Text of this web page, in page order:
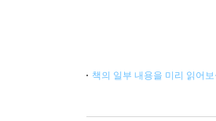
책의 일부 내용을 미리 읽어